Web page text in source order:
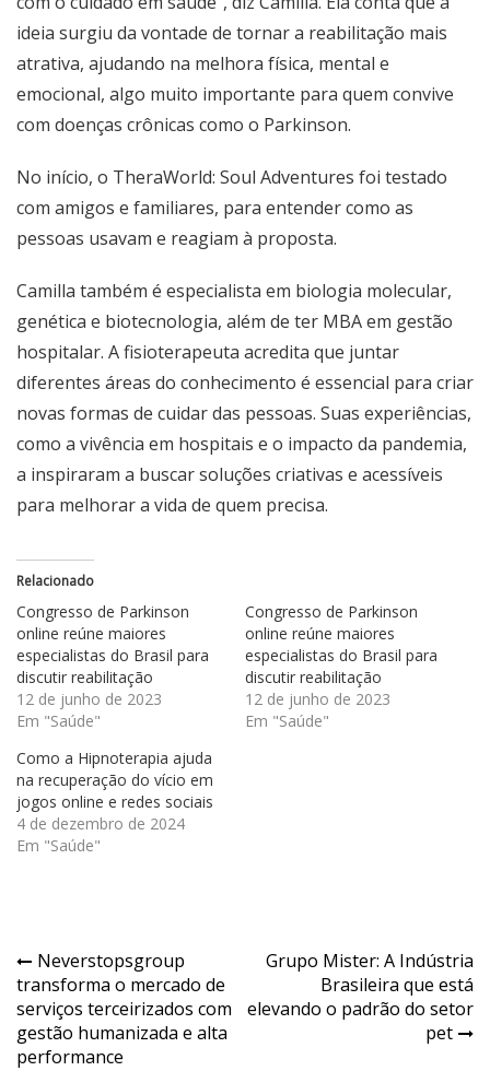
ideia surgiu da vontade de tornar a reabilitação mais
atrativa, ajudando na melhora física, mental e
emocional, algo muito importante para quem convive
com doenças crônicas como o Parkinson.
No início, o TheraWorld: Soul Adventures foi testado
com amigos e familiares, para entender como as
pessoas usavam e reagiam à proposta.
Camilla também é especialista em biologia molecular,
genética e biotecnologia, além de ter MBA em gestão
hospitalar. A fisioterapeuta acredita que juntar
diferentes áreas do conhecimento é essencial para criar
novas formas de cuidar das pessoas. Suas experiências,
como a vivência em hospitais e o impacto da pandemia,
a inspiraram a buscar soluções criativas e acessíveis
para melhorar a vida de quem precisa.
Relacionado
Congresso de Parkinson
online reúne maiores
especialistas do Brasil para
discutir reabilitação
12 de junho de 2023
Em "Saúde"
Congresso de Parkinson
online reúne maiores
especialistas do Brasil para
discutir reabilitação
12 de junho de 2023
Em "Saúde"
Como a Hipnoterapia ajuda
na recuperação do vício em
jogos online e redes sociais
4 de dezembro de 2024
Em "Saúde"
Navegação
de
Post
Neverstopsgroup
transforma o mercado de
serviços terceirizados com
gestão humanizada e alta
performance
Grupo Mister: A Indústria
Brasileira que está
elevando o padrão do setor
pet